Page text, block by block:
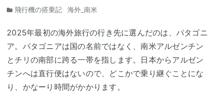
飛行機の搭乗記 海外_南米
2025年最初の海外旅行の行き先に選んだのは、パタゴニ
ア。パタゴニアは国の名前ではなく、南米アルゼンチン
とチリの南部に跨る一帯を指します。日本からアルゼン
チンへは直行便はないので、どこかで乗り継ぐことにな
り、かなーり時間がかかります。